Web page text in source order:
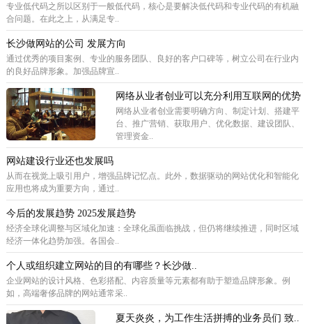
专业低代码之所以区别于一般低代码，核心是要解决低代码和专业代码的有机融
合问题。在此之上，从满足专..
长沙做网站的公司 发展方向
通过优秀的项目案例、专业的服务团队、良好的客户口碑等，树立公司在行业内
的良好品牌形象。加强品牌宣..
网络从业者创业可以充分利用互联网的优势
网络从业者创业需要明确方向、制定计划、搭建平
台、推广营销、获取用户、优化数据、建设团队、
管理资金..
网站建设行业还也发展吗
从而在视觉上吸引用户，增强品牌记忆点。此外，数据驱动的网站优化和智能化
应用也将成为重要方向，通过..
今后的发展趋势 2025发展趋势
经济全球化调整与区域化加速：全球化虽面临挑战，但仍将继续推进，同时区域
经济一体化趋势加强。各国会..
个人或组织建立网站的目的有哪些？长沙做..
企业网站的设计风格、色彩搭配、内容质量等元素都有助于塑造品牌形象。例
如，高端奢侈品牌的网站通常采..
夏天炎炎，为工作生活拼搏的业务员们 致..